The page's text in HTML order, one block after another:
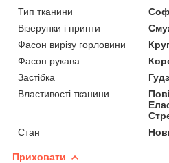
Тип тканини
Візерунки і принти
Фасон вирізу горловини
Фасон рукава
Застібка
Властивості тканини
Стан
Приховати